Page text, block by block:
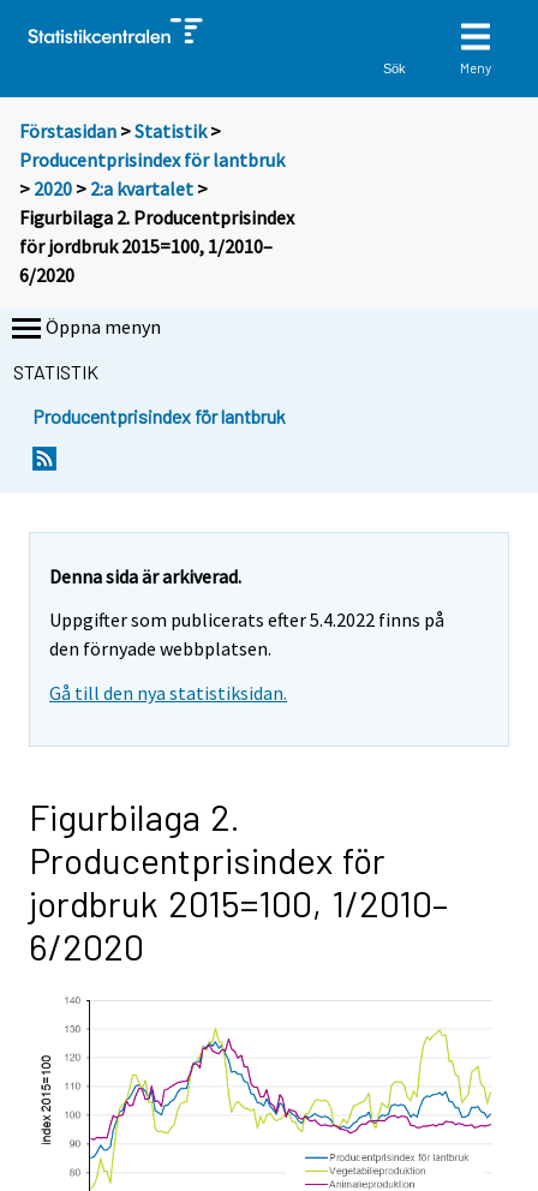
Sök Meny
Förstasidan >Statistik >
Producentprisindex för lantbruk
> 2020 > 2:a kvartalet >
Figurbilaga 2. Producentprisindex
för jordbruk 2015=100, 1/2010–
6/2020
Öppna menyn
STATISTIK
Producentprisindex för lantbruk
Denna sida är arkiverad.
Uppgifter som publicerats efter 5.4.2022 finns på
den förnyade webbplatsen.
Gå till den nya statistiksidan.
Figurbilaga 2.
Producentprisindex för
jordbruk 2015=100, 1/2010–
6/2020